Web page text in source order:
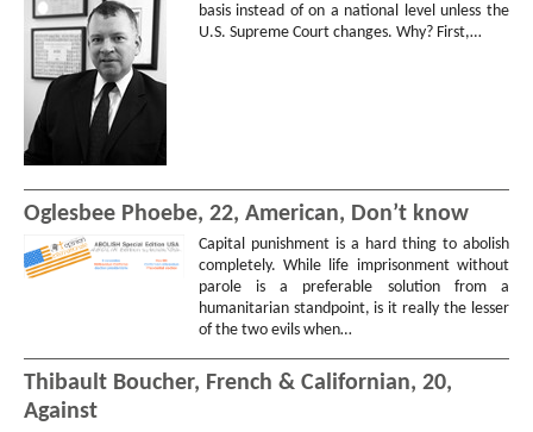
basis instead of on a national level unless the
U.S. Supreme Court changes. Why? First,…
Oglesbee Phoebe, 22, American, Don’t know
Capital punishment is a hard thing to abolish
completely. While life imprisonment without
parole is a preferable solution from a
humanitarian standpoint, is it really the lesser
of the two evils when…
Thibault Boucher, French & Californian, 20,
Against